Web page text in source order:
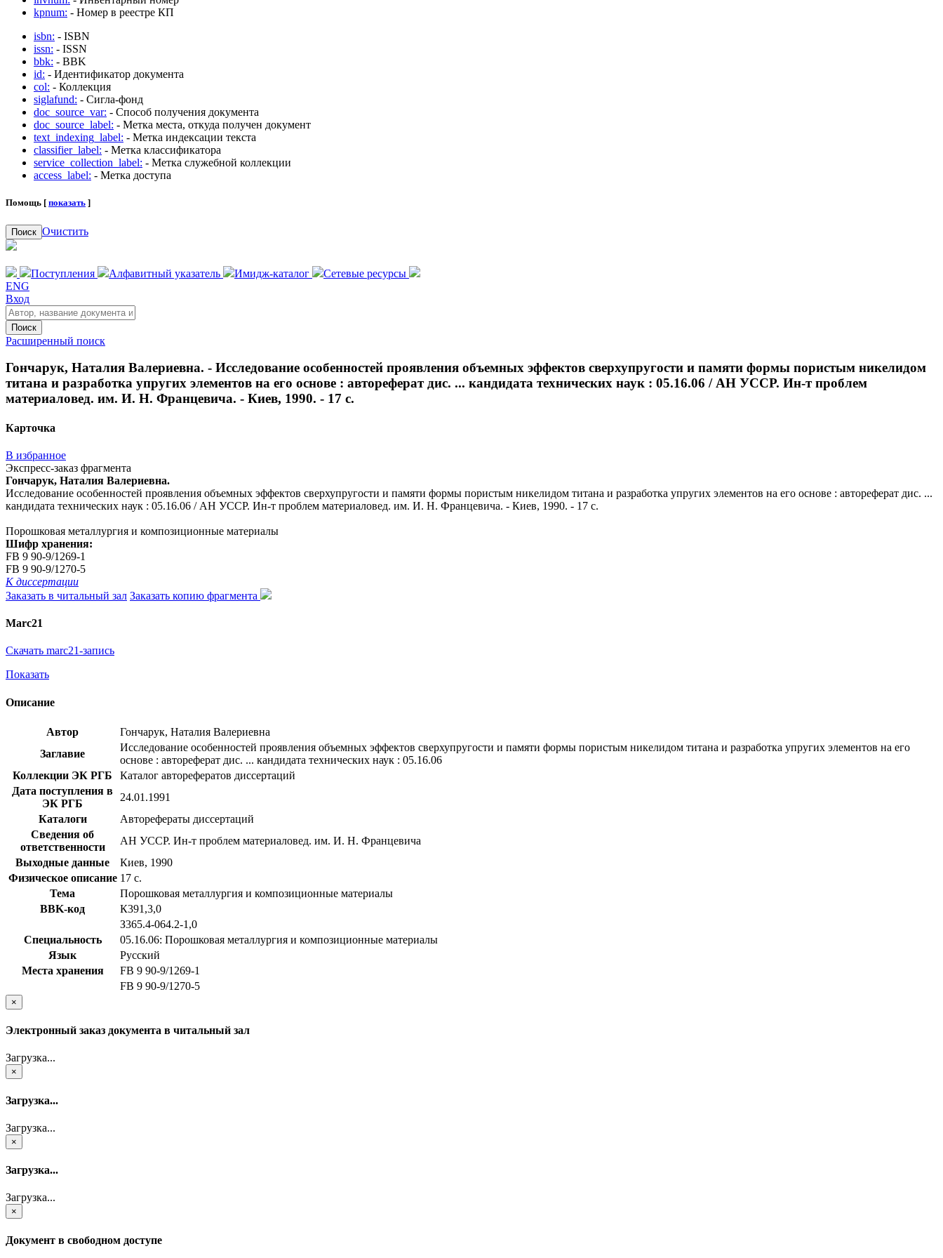
kpnum: - Номер в реестре КП
isbn: - ISBN
issn: - ISSN
bbk: - BBK
id: - Идентификатор документа
col: - Коллекция
siglafund: - Сигла-фонд
doc_source_var: - Способ получения документа
doc_source_label: - Метка места, откуда получен документ
text_indexing_label: - Метка индексации текста
classifier_label: - Метка классификатора
service_collection_label: - Метка служебной коллекции
access_label: - Метка доступа
Помощь [ показать ]
Поиск Очистить
Поступления Алфавитный указатель Имидж-каталог
Сетевые ресурсы
ENG
Вход
Поиск
Расширенный поиск
Гончарук, Наталия Валериевна. - Исследование особенностей проявления объемных эффектов сверхупругости и памяти формы пористым никелидом
титана и разработка упругих элементов на его основе : автореферат дис. ... кандидата технических наук : 05.16.06 / АН УССР. Ин-т проблем
материаловед. им. И. Н. Францевича. - Киев, 1990. - 17 с.
Карточка
В избранное
Экспресс-заказ фрагмента
Гончарук, Наталия Валериевна.
Исследование особенностей проявления объемных эффектов сверхупругости и памяти формы пористым никелидом титана и разработка упругих элементов на его основе : автореферат дис. ...
кандидата технических наук : 05.16.06 / АН УССР. Ин-т проблем материаловед. им. И. Н. Францевича. - Киев, 1990. - 17 с.
Порошковая металлургия и композиционные материалы
Шифр хранения:
FB 9 90-9/1269-1
FB 9 90-9/1270-5
К диссертации
Заказать в читальный зал Заказать копию фрагмента
Marc21
Скачать marc21-запись
Показать
Описание
Автор
Гончарук, Наталия Валериевна
Заглавие
Исследование особенностей проявления объемных эффектов сверхупругости и памяти формы пористым никелидом титана и разработка упругих элементов на его
основе : автореферат дис. ... кандидата технических наук : 05.16.06
Коллекции ЭК РГБ
Каталог авторефератов диссертаций
Дата поступления в
ЭК РГБ
24.01.1991
Каталоги
Авторефераты диссертаций
Сведения об
ответственности
АН УССР. Ин-т проблем материаловед. им. И. Н. Францевича
Выходные данные
Киев, 1990
Физическое описание 17 с.
Тема
Порошковая металлургия и композиционные материалы
BBK-код
К391,3,0
З365.4-064.2-1,0
Специальность
05.16.06: Порошковая металлургия и композиционные материалы
Язык
Русский
Места хранения
FB 9 90-9/1269-1
FB 9 90-9/1270-5
×
Электронный заказ документа в читальный зал
Загрузка...
×
Загрузка...
Загрузка...
×
Загрузка...
Загрузка...
×
Документ в свободном доступе